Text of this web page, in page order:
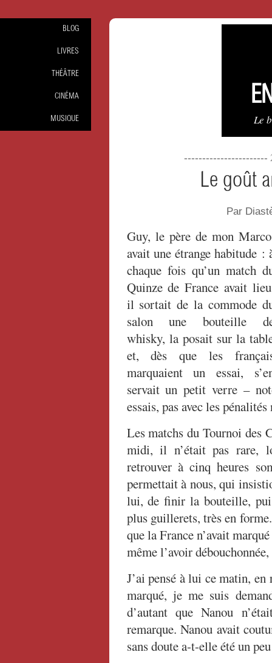
Le
-----------------------
Le goût
Par
Guy, le père de mon
avait une étrange habitude :
chaque fois qu’un match
Quinze de France avait
il sortait de la commode
salon une bouteille
whisky, la posait sur la
et, dès que les
marquaient un essai,
servait un petit verre –
essais, pas avec les
Les matchs du Tournoi des
midi, il n’était pas rare,
retrouver à cinq heures
permettait à nous, qui
lui, de finir la bouteille,
plus guillerets, très en
que la France n’avait
même l’avoir
J’ai pensé à lui ce matin,
marqué, je me suis
d’autant que Nanou
remarque. Nanou avait
sans doute a-t-elle été un
BLOG
LIVRES
THÉÂTRE
CINÉMA
MUSIQUE